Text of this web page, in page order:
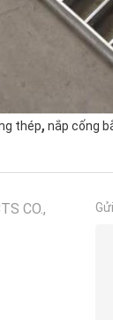
thép, nắp cống
CO.,